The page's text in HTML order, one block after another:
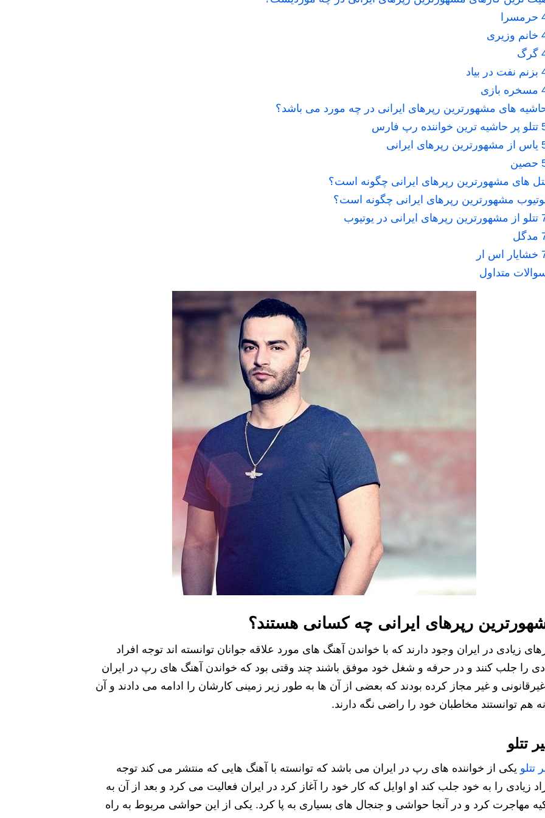
حرمسرا
خانم وزیری
گرگ
بزنم نفت در بیاد
مسخره بازی
های مشهورترین رپرهای ایرانی در چه مورد می باشد؟
تتلو پر حاشیه ترین خواننده رپ فارس
یاس از مشهورترین رپرهای ایرانی
حصین
های مشهورترین رپرهای ایرانی چگونه است؟
مشهورترین رپرهای ایرانی چگونه است؟
تتلو از مشهورترین رپرهای ایرانی در یوتیوب
مدگل
خشایار اس ار
متداول
رپرهای ایرانی چه کسانی هستند؟
زیادی در ایران وجود دارند که با خواندن آهنگ های مورد علاقه جوانان توانسته اند توجه افراد
را جلب کنند و در حرفه و شغل خود موفق باشند چند وقتی بود که خواندن آهنگ های رپ در ایران
و غیر مجاز کرده بودند که بعضی از آن ها به طور زیر زمینی کارشان را ادامه می دادند و آن
هم توانستند مخاطبان خود را راضی نگه دارند.
تتلو
تتلو یکی از خواننده های رپ در ایران می باشد که توانسته با آهنگ هایی که منتشر می کند توجه
زیادی را به خود جلب کند او اوایل که کار خود را آغاز کرد در ایران فعالیت می کرد و بعد از آن به
مهاجرت کرد و در آنجا حواشی و جنجال های بسیاری به پا کرد. یکی از این حواشی مربوط به راه